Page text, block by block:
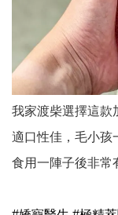
我家渡柴選擇這款
適口性佳，毛小孩
食用一陣子後非常